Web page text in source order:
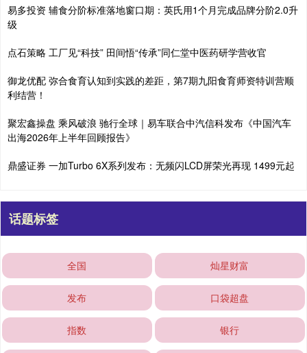
易多投资 辅食分阶标准落地窗口期：英氏用1个月完成品牌分阶2.0升
级
点石策略 工厂见“科技” 田间悟“传承”同仁堂中医药研学营收官
御龙优配 弥合食育认知到实践的差距，第7期九阳食育师资特训营顺
利结营！
聚宏鑫操盘 乘风破浪 驰行全球｜易车联合中汽信科发布《中国汽车
出海2026年上半年回顾报告》
鼎盛证券 一加Turbo 6X系列发布：无频闪LCD屏荣光再现 1499元起
话题标签
全国 灿星财富
发布 口袋超盘
指数 银行